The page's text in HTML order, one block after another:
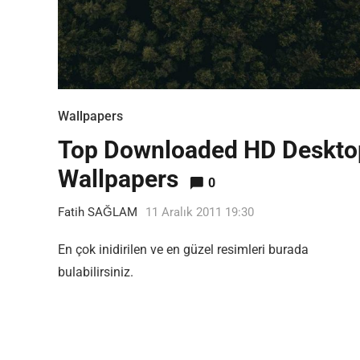
Wallpapers
Top Downloaded HD
Wallpapers
0
Fatih SAĞLAM 11 Aralık 2011 19:30
En çok inidirilen ve en güzel resimleri burada
bulabilirsiniz.